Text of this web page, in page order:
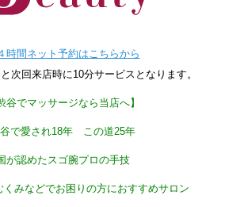
時間ネット予約はこちらから
次回来店時に10分サービスとなります。
谷でマッサージなら当店へ】
で愛され18年 この道25年
が認めたスゴ腕プロの手技
くみなどでお困りの方におすすめサロン